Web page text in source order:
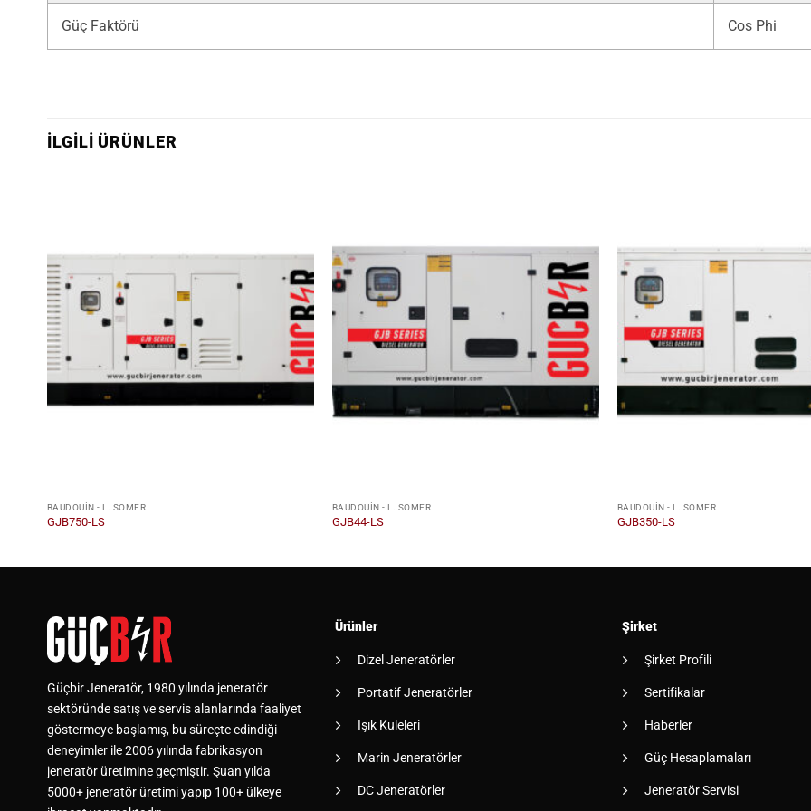
Güç Faktörü Cos Phi
İLGILI ÜRÜNLER
BAUDOUIN - L. SOMER
GJB750-LS
BAUDOUIN - L. SOMER
GJB44-LS
BAUDOUIN - L. SOMER
GJB350-LS
Güçbir Jeneratör, 1980 yılında jeneratör
sektöründe satış ve servis alanlarında faaliyet
göstermeye başlamış, bu süreçte edindiği
deneyimler ile 2006 yılında fabrikasyon
jeneratör üretimine geçmiştir. Şuan yılda
5000+ jeneratör üretimi yapıp 100+ ülkeye
Ürünler
Dizel Jeneratörler
Portatif Jeneratörler
Işık Kuleleri
Marin Jeneratörler
DC Jeneratörler
Şirket
Şirket Profili
Sertifikalar
Haberler
Güç Hesaplamaları
Jeneratör Servisi